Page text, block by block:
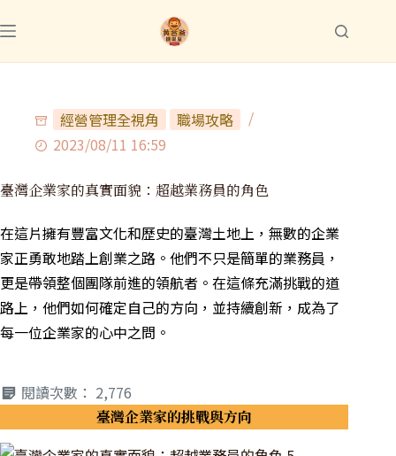
經營管理全視角
職場攻略
2023/08/11 16:59
臺灣企業家的真實面貌：超越業務員的角色
在這片擁有豐富文化和歷史的臺灣土地上，無數的企業
家正勇敢地踏上創業之路。他們不只是簡單的業務員，
更是帶領整個團隊前進的領航者。在這條充滿挑戰的道
路上，他們如何確定自己的方向，並持續創新，成為了
每一位企業家的心中之問。
閱讀次數： 2,776
臺灣企業家的挑戰與方向